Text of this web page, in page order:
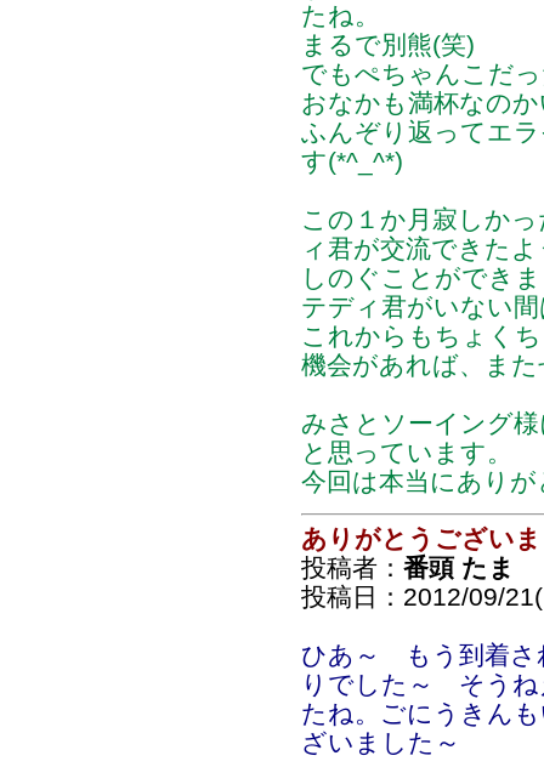
たね。
まるで別熊(笑)
でもぺちゃんこだ
おなかも満杯なの
ふんぞり返ってエ
す(*^_^*)
この１か月寂しか
ィ君が交流できた
しのぐことができ
テディ君がいない
これからもちょく
機会があれば、ま
みさとソーイング
と思っています。
今回は本当にあり
ありがとうござい
投稿者： 番頭 たま
投稿日：2012/09/
ひあ～ もう到着さ
りでした～ そうね
たね。ごにうきん
ざいました～